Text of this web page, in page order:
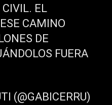
EL
CAMINO
DE
FUERA
(@GABICERRU)